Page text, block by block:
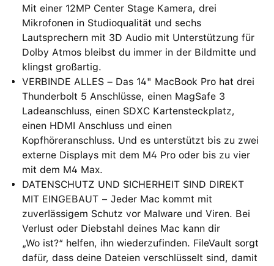
Mit einer 12MP Center Stage Kamera, drei
Mikrofonen in Studioqualität und sechs
Lautsprechern mit 3D Audio mit Unterstützung für
Dolby Atmos bleibst du immer in der Bildmitte und
klingst großartig.
VERBINDE ALLES – Das 14" MacBook Pro hat drei
Thunderbolt 5 Anschlüsse, einen MagSafe 3
Ladeanschluss, einen SDXC Kartensteckplatz,
einen HDMI Anschluss und einen
Kopfhöreranschluss. Und es unterstützt bis zu zwei
externe Displays mit dem M4 Pro oder bis zu vier
mit dem M4 Max.
DATENSCHUTZ UND SICHERHEIT SIND DIREKT
MIT EINGEBAUT − Jeder Mac kommt mit
zuverlässigem Schutz vor Malware und Viren. Bei
Verlust oder Diebstahl deines Mac kann dir
„Wo ist?“ helfen, ihn wiederzufinden. FileVault sorgt
dafür, dass deine Dateien verschlüsselt sind, damit